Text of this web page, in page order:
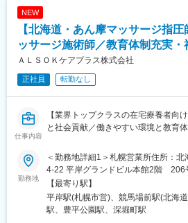
材を回収します。
・使用された医療器材の数を確認し
・医療器材を洗浄し、器材の性能点検
・医療器材を再度使用できるように
・医療材料の搬送・取り揃えた医療
■組織構成
社員9名、パート7名で構成されてお
りの現場でも手順に沿って取り組む
■ポジションの魅力：
担当メンバーと連携を取り合う、チ
す。やりがいを感じるのは、感謝さ
患者様の手術が発生したため、使用
NEW
【北海道・あん摩マッサージ指
ッサージ施術師／教育体制充実・
ＡＬＳＯＫケアプラス株式会社
正社員 転勤なし
仕事内容
【業界トップクラスの在宅療養者向
と社会貢献／働きやすい環境と教育体
■業務概要
当社は在宅療養者や介護を必要とさ
訪問し、健康保険が適用される医療
ます。施術師として、ご利用者様の
向上、QOL（生活の質）向上を目指
の方々が安心して生活できるよう支援
勤務地
＜勤務地詳細1＞札幌営業所住所：
4-22 平岸グランドビル本館2階 206
地下鉄南北線／平岸駅受動喫煙対策
＞函館出張所住所：北海道函館市日
受動喫煙対策：屋内全面禁煙変更の
【最寄り駅】
平岸駅(札幌市営)、競馬場前駅(北海
駅、豊平公園駅、深堀町駅